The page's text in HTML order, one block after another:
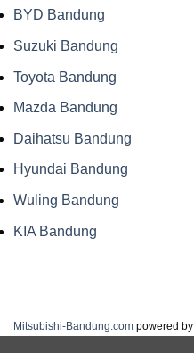
BYD Bandung
Suzuki Bandung
Toyota Bandung
Mazda Bandung
Daihatsu Bandung
Hyundai Bandung
Wuling Bandung
KIA Bandung
Mitsubishi-Bandung.com powered by